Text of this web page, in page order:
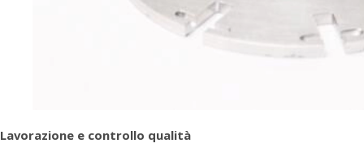
Lavorazione e controllo qualità